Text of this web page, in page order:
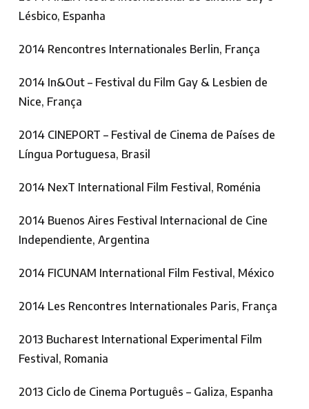
Lésbico, Espanha
2014 Rencontres Internationales Berlin, França
2014 In&Out – Festival du Film Gay & Lesbien de
Nice, França
2014 CINEPORT – Festival de Cinema de Países de
Língua Portuguesa, Brasil
2014 NexT International Film Festival, Roménia
2014 Buenos Aires Festival Internacional de Cine
Independiente, Argentina
2014 FICUNAM International Film Festival, México
2014 Les Rencontres Internationales Paris, França
2013 Bucharest International Experimental Film
Festival, Romania
2013 Ciclo de Cinema Português – Galiza, Espanha